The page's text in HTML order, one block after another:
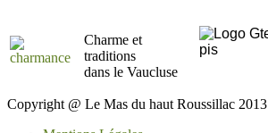
Charme et
traditions
dans le Vaucluse
Copyright @ Le Mas du haut Roussillac 2013